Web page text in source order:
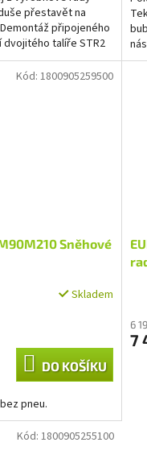
přestavět na
připojeného
dvojitého talíře STR2
Sněhové
Skladem
DO KOŠÍKU
pneu.
Kód: 1800905259500
6
7
Kód: 1800905255100